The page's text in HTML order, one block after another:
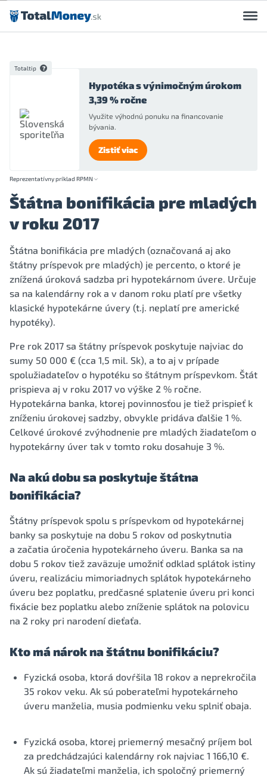
Preskočiť na obsah
Totaltip
Hypotéka s výnimočným úrokom
3,39 % ročne
Využite výhodnú ponuku na financovanie
bývania.
Zistiť viac
Reprezentatívny príklad RPMN
Štátna bonifikácia pre mladých
v roku 2017
Štátna bonifikácia pre mladých (označovaná aj ako
štátny príspevok pre mladých) je percento, o ktoré je
znížená úroková sadzba pri hypotekárnom úvere. Určuje
sa na kalendárny rok a v danom roku platí pre všetky
klasické hypotekárne úvery (t.j. neplatí pre americké
hypotéky).
Pre rok 2017 sa štátny príspevok poskytuje najviac do
sumy 50 000 € (cca 1,5 mil. Sk), a to aj v prípade
spolužiadateľov o hypotéku so štátnym príspevkom. Štát
prispieva aj v roku 2017 vo výške 2 % ročne.
Hypotekárna banka, ktorej povinnosťou je tiež prispieť k
zníženiu úrokovej sadzby, obvykle pridáva ďalšie 1 %.
Celkové úrokové zvýhodnenie pre mladých žiadateľom o
hypotekárny úver tak v tomto roku dosahuje 3 %.
Na akú dobu sa poskytuje štátna
bonifikácia?
Štátny príspevok spolu s príspevkom od hypotekárnej
banky sa poskytuje na dobu 5 rokov od poskytnutia
a začatia úročenia hypotekárneho úveru. Banka sa na
dobu 5 rokov tiež zaväzuje umožniť odklad splátok istiny
úveru, realizáciu mimoriadnych splátok hypotekárneho
úveru bez poplatku, predčasné splatenie úveru pri konci
fixácie bez poplatku alebo zníženie splátok na polovicu
na 2 roky pri narodení dieťaťa.
Kto má nárok na štátnu bonifikáciu?
Fyzická osoba, ktorá dovŕšila 18 rokov a neprekročila
35 rokov veku. Ak sú poberateľmi hypotekárneho
úveru manželia, musia podmienku veku splniť obaja.
Fyzická osoba, ktorej priemerný mesačný príjem bol
za predchádzajúci kalendárny rok najviac 1 166,10 €.
Ak sú žiadateľmi manželia, ich spoločný priemerný